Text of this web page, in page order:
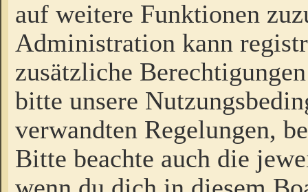
auf weitere Funktionen
Administration kann
zusätzliche
bitte unsere
verwandten Regelungen,
Bitte beachte auch die